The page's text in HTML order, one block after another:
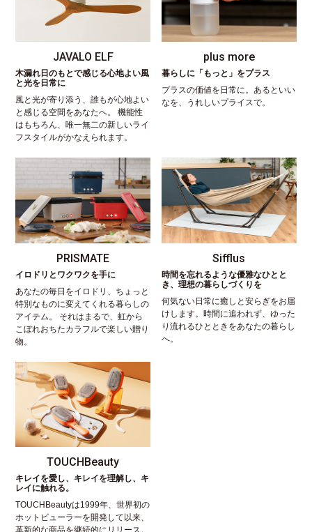
JAVALO ELF
木漏れ日のもとで感じる心地よい風
と光を日常に
風と光が寄り添う、誰もが心地よい
と感じる空間をあなたへ。 機能性
はもちろん、唯一無二の新しいライ
フスタイルがかなえられます。
plus more
暮らしに「もっと」をプラス
プラスの価値を日常に。あるといい
なを、うれしいプライスで。
PRISMATE
イロドリとワクワクを手に
あなたの毎日をイロドリ、ちょっと
特別なものに変えてくれる暮らしの
アイテム。 それはまるで、虹から
こぼれおちたカラフルで楽しい贈り
物。
Sifflus
時間を忘れるような優雅なひとと
き、理想の暮らしづくりを
何気ない日常に癒しと安らぎをお届
けします。時間に追われず、ゆった
り流れるひとときをあなたの暮らし
へ。
TOUCHBeauty
キレイを愛し、キレイを理解し、キ
レイに触れる。
TOUCHBeautyは1999年、世界初の
ホットビューラーを開発して以来、